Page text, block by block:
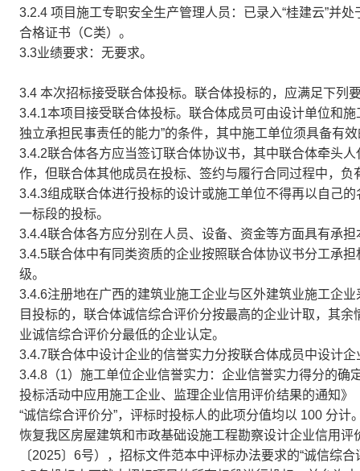
3.2.4 项目施工专职安全生产管理人员：已录入“桂建云”并
合格证书（C类）。
3.3业绩要求：无要求。
3.4 本次招标接受联合体投标。联合体投标的，应满足下列
3.4.1本项目接受联合体投标。联合体成员可由设计单位和
独立承担民事责任的能力”的条件，其中施工单位须具备有
3.4.2联合体各方应当签订联合体协议书，其中联合体牵头
作，但联合体其他成员在投标、签约与履行合同过程中，负
3.4.3组成联合体进行投标的设计或施工单位不得再以自己
一标段的投标。
3.4.4联合体各方应分别在人员、设备、资金等方面具有承
3.4.5联合体中有同类资质的企业按照联合体协议书分工承
级。
3.4.6注册地在广西的建筑业施工企业与区外建筑业施工企
目投标的，联合体诚信综合评价分按最高的企业计取，其
业诚信综合评价分最低的企业认定。
3.4.7联合体中设计企业的信誉实力分按联合体成员中设计
3.4.8（1）施工单位企业信誉实力：企业信誉实力得分的
投标活动中应用施工企业、监理企业信用评价结果的通知
“诚信综合评价分”，评标时投标人的此项分值均以 100 分
恢复我区房屋建筑和市政基础设施工程勘察设计企业信用
〔2025〕6号），招标文件范本中评标办法要求的“诚信综